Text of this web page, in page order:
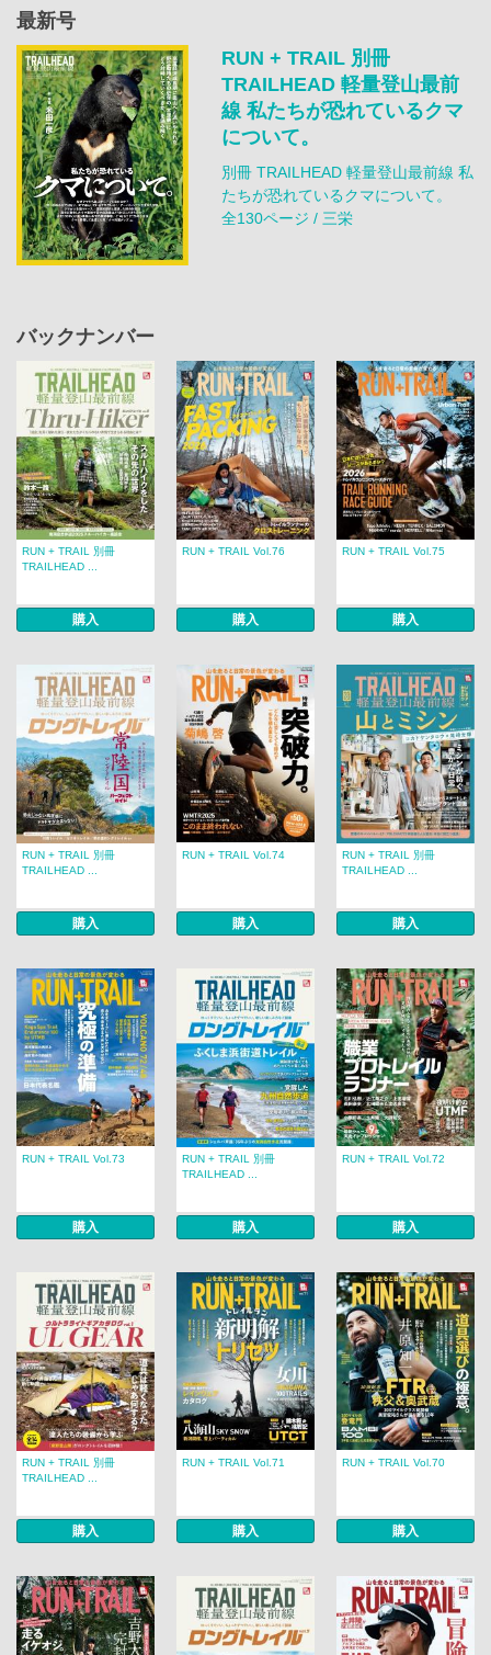
最新号
RUN + TRAIL 別冊
TRAILHEAD 軽量登山最前
線 私たちが恐れているクマ
について。
別冊 TRAILHEAD 軽量登山最前線 私
たちが恐れているクマについて。
全130ページ / 三栄
バックナンバー
RUN + TRAIL 別冊
TRAILHEAD ...
購入
RUN + TRAIL Vol.76
購入
RUN + TRAIL Vol.75
購入
RUN + TRAIL 別冊
TRAILHEAD ...
購入
RUN + TRAIL Vol.74
購入
RUN + TRAIL 別冊
TRAILHEAD ...
購入
RUN + TRAIL Vol.73
購入
RUN + TRAIL 別冊
TRAILHEAD ...
購入
RUN + TRAIL Vol.72
購入
RUN + TRAIL 別冊
TRAILHEAD ...
購入
RUN + TRAIL Vol.71
購入
RUN + TRAIL Vol.70
購入